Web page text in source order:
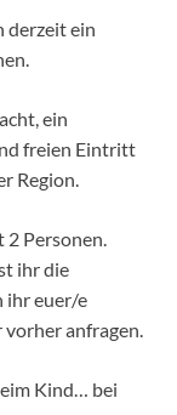
derzeit ein
ein
freien Eintritt
Region.
2 Personen.
ihr die
ihr euer/e
anfragen.
Kind… bei